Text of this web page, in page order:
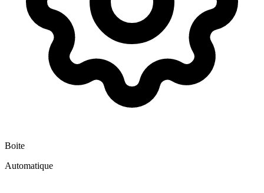
Boite
Automatique